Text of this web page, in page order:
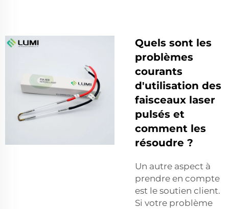
Quels sont les
problèmes
courants
d'utilisation des
faisceaux laser
pulsés et
comment les
résoudre ?
Un autre aspect à
prendre en compte
est le soutien client.
Si votre problème